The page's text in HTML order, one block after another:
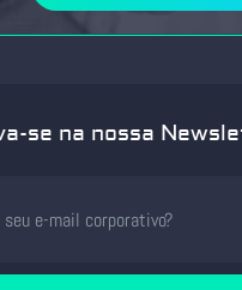
se na nossa